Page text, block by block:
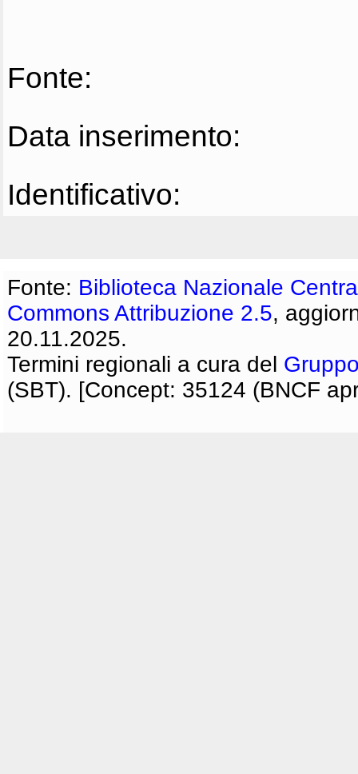
Fonte:
Data inserimento:
Identificativo:
Fonte: Biblioteca Nazionale
Commons Attribuzione 2.5,
20.11.2025.
Termini regionali a cura del
(SBT). [Concept: 35124 (BNCF